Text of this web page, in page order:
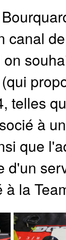
canal
telles
à
que
d'un
la